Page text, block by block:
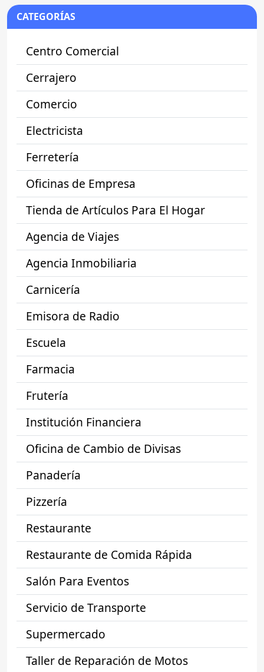
CATEGORÍAS
Centro Comercial
Cerrajero
Comercio
Electricista
Ferretería
Oficinas de Empresa
Tienda de Artículos Para El Hogar
Agencia de Viajes
Agencia Inmobiliaria
Carnicería
Emisora de Radio
Escuela
Farmacia
Frutería
Institución Financiera
Oficina de Cambio de Divisas
Panadería
Pizzería
Restaurante
Restaurante de Comida Rápida
Salón Para Eventos
Servicio de Transporte
Supermercado
Taller de Reparación de Motos